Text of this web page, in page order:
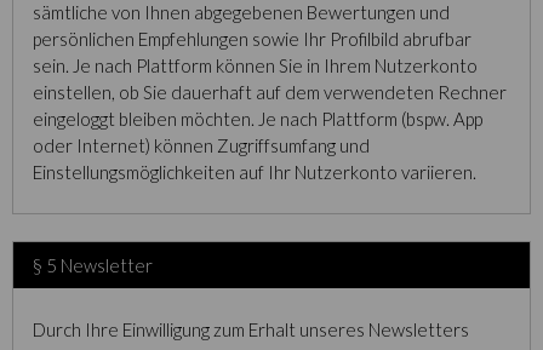
sämtliche von Ihnen abgegebenen Bewertungen und
persönlichen Empfehlungen sowie Ihr Profilbild abrufbar
sein. Je nach Plattform können Sie in Ihrem Nutzerkonto
einstellen, ob Sie dauerhaft auf dem verwendeten Rechner
eingeloggt bleiben möchten. Je nach Plattform (bspw. App
oder Internet) können Zugriffsumfang und
Einstellungsmöglichkeiten auf Ihr Nutzerkonto variieren.
§ 5 Newsletter
Durch Ihre Einwilligung zum Erhalt unseres Newsletters